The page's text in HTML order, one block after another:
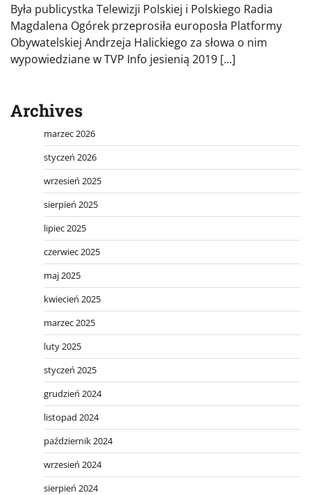
Była publicystka Telewizji Polskiej i Polskiego Radia
Magdalena Ogórek przeprosiła europosła Platformy
Obywatelskiej Andrzeja Halickiego za słowa o nim
wypowiedziane w TVP Info jesienią 2019 […]
Archives
marzec 2026
styczeń 2026
wrzesień 2025
sierpień 2025
lipiec 2025
czerwiec 2025
maj 2025
kwiecień 2025
marzec 2025
luty 2025
styczeń 2025
grudzień 2024
listopad 2024
październik 2024
wrzesień 2024
sierpień 2024